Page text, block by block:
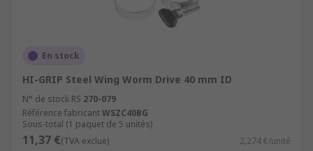
En stock
HI-GRIP Steel Wing Worm Drive 40 mm ID
N° de stock RS 270-079
Référence fabricantWSZC40BG
Sous-total (1 paquet de 5 unités)
11,37 €(TVA exclue) 2,274 €/unité